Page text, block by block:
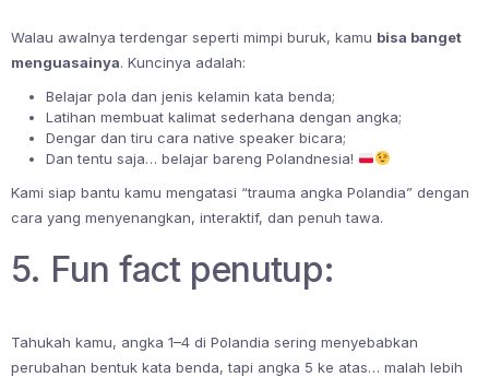
Walau awalnya terdengar seperti mimpi buruk, kamu bisa banget
menguasainya. Kuncinya adalah:
Belajar pola dan jenis kelamin kata benda;
Latihan membuat kalimat sederhana dengan angka;
Dengar dan tiru cara native speaker bicara;
Dan tentu saja… belajar bareng Polandnesia!
Kami siap bantu kamu mengatasi “trauma angka Polandia” dengan
cara yang menyenangkan, interaktif, dan penuh tawa.
5. Fun fact penutup:
Tahukah kamu, angka 1–4 di Polandia sering menyebabkan
perubahan bentuk kata benda, tapi angka 5 ke atas… malah lebih